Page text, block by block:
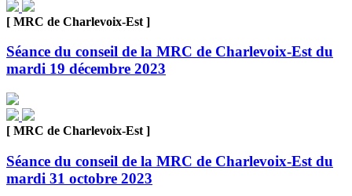
[ MRC de Charlevoix-Est ]
Séance du conseil de la MRC de Charlevoix-Est du
mardi 19 décembre 2023
[ MRC de Charlevoix-Est ]
Séance du conseil de la MRC de Charlevoix-Est du
mardi 31 octobre 2023